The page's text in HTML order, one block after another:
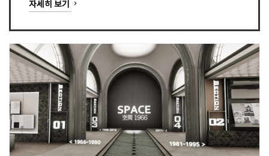
자세히 보기 keyboard_arrow_right